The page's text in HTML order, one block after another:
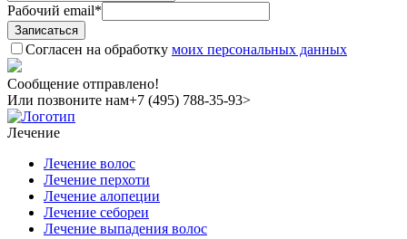
Рабочий email*
Согласен на обработку моих персональных данных
Сообщение отправлено!
Или позвоните нам+7 (495) 788-35-93>
Лечение
Лечение волос
Лечение перхоти
Лечение алопеции
Лечение себореи
Лечение выпадения волос